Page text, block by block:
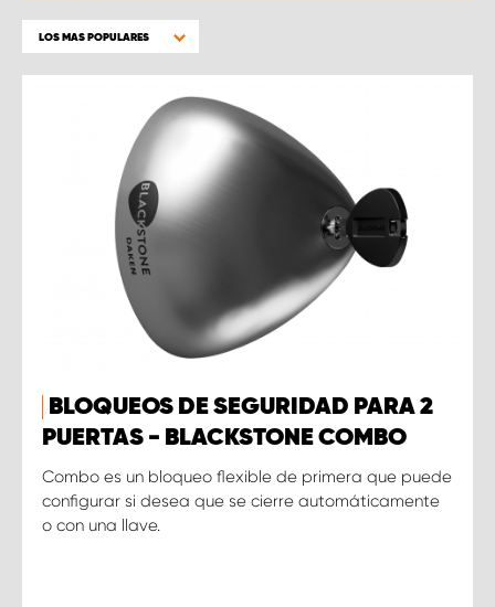
LOS MAS POPULARES
BLOQUEOS DE SEGURIDAD PARA 2
PUERTAS - BLACKSTONE COMBO
Combo es un bloqueo flexible de primera que puede
configurar si desea que se cierre automáticamente
o con una llave.